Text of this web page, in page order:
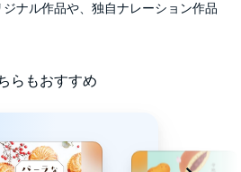
ナル作品や、独自ナレーション作品
らもおすすめ